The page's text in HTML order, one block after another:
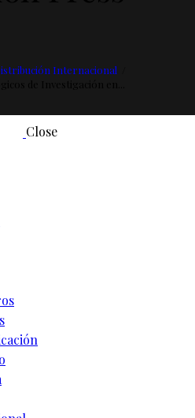
Internacional
Close